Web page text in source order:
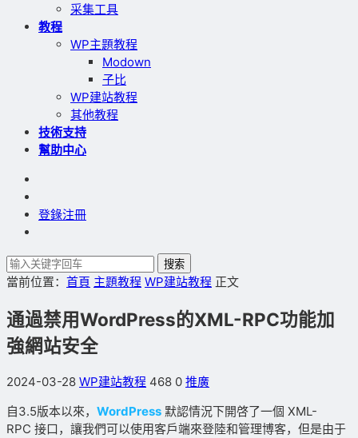
采集工具
教程
WP主題教程
Modown
子比
WP建站教程
其他教程
技術支持
幫助中心
登錄注冊
搜索
當前位置： 首頁 主題教程 WP建站教程 正文
通過禁用WordPress的XML-RPC功能加
強網站安全
2024-03-28 WP建站教程 468 0 推廣
自3.5版本以來， WordPress 默認情況下開啓了一個 XML-
RPC 接口，讓我們可以使用客戶端來登陸和管理博客，但是由于